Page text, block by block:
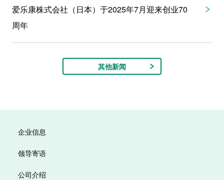
爱乐康株式会社（日本）于2025年7月迎来创业70
周年
其他新闻
企业信息
领导寄语
公司介绍